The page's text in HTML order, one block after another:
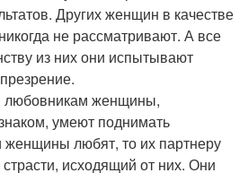
Других женщин в качестве
не рассматривают. А все
из них они испытывают
любовникам женщины,
умеют поднимать
женщины любят, то их партнеру
исходящий от них. Они